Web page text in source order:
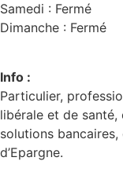
Samedi : Fermé
Dimanche : Fermé
Info :
Particulier,
libérale et de
solutions bancaires,
d’Epargne.